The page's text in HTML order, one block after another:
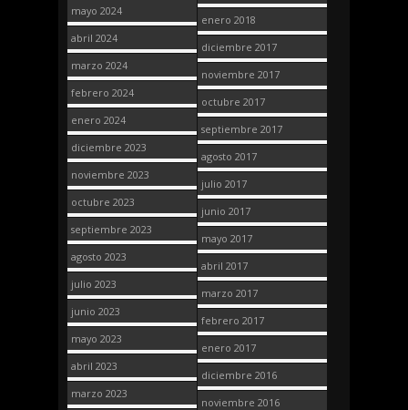
mayo 2024
abril 2024
marzo 2024
febrero 2024
enero 2024
diciembre 2023
noviembre 2023
octubre 2023
septiembre 2023
agosto 2023
julio 2023
junio 2023
mayo 2023
abril 2023
marzo 2023
enero 2018
diciembre 2017
noviembre 2017
octubre 2017
septiembre 2017
agosto 2017
julio 2017
junio 2017
mayo 2017
abril 2017
marzo 2017
febrero 2017
enero 2017
diciembre 2016
noviembre 2016